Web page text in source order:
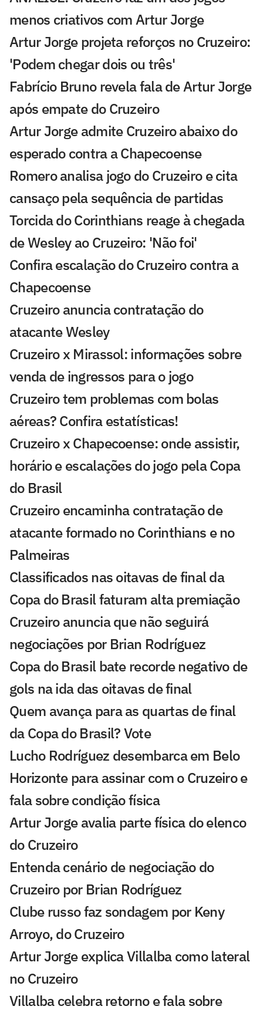
menos criativos com Artur Jorge
Artur Jorge projeta reforços no Cruzeiro:
'Podem chegar dois ou três'
Fabrício Bruno revela fala de Artur Jorge
após empate do Cruzeiro
Artur Jorge admite Cruzeiro abaixo do
esperado contra a Chapecoense
Romero analisa jogo do Cruzeiro e cita
cansaço pela sequência de partidas
Torcida do Corinthians reage à chegada
de Wesley ao Cruzeiro: 'Não foi'
Confira escalação do Cruzeiro contra a
Chapecoense
Cruzeiro anuncia contratação do
atacante Wesley
Cruzeiro x Mirassol: informações sobre
venda de ingressos para o jogo
Cruzeiro tem problemas com bolas
aéreas? Confira estatísticas!
Cruzeiro x Chapecoense: onde assistir,
horário e escalações do jogo pela Copa
do Brasil
Cruzeiro encaminha contratação de
atacante formado no Corinthians e no
Palmeiras
Classificados nas oitavas de final da
Copa do Brasil faturam alta premiação
Cruzeiro anuncia que não seguirá
negociações por Brian Rodríguez
Copa do Brasil bate recorde negativo de
gols na ida das oitavas de final
Quem avança para as quartas de final
da Copa do Brasil? Vote
Lucho Rodríguez desembarca em Belo
Horizonte para assinar com o Cruzeiro e
fala sobre condição física
Artur Jorge avalia parte física do elenco
do Cruzeiro
Entenda cenário de negociação do
Cruzeiro por Brian Rodríguez
Clube russo faz sondagem por Keny
Arroyo, do Cruzeiro
Artur Jorge explica Villalba como lateral
no Cruzeiro
Villalba celebra retorno e fala sobre